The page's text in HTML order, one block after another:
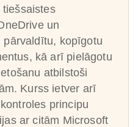
tiešsaistes
un
kopīgotu
kā arī pielāgotu
atbilstoši
Kurss ietver arī
principu
ar citām Microsoft